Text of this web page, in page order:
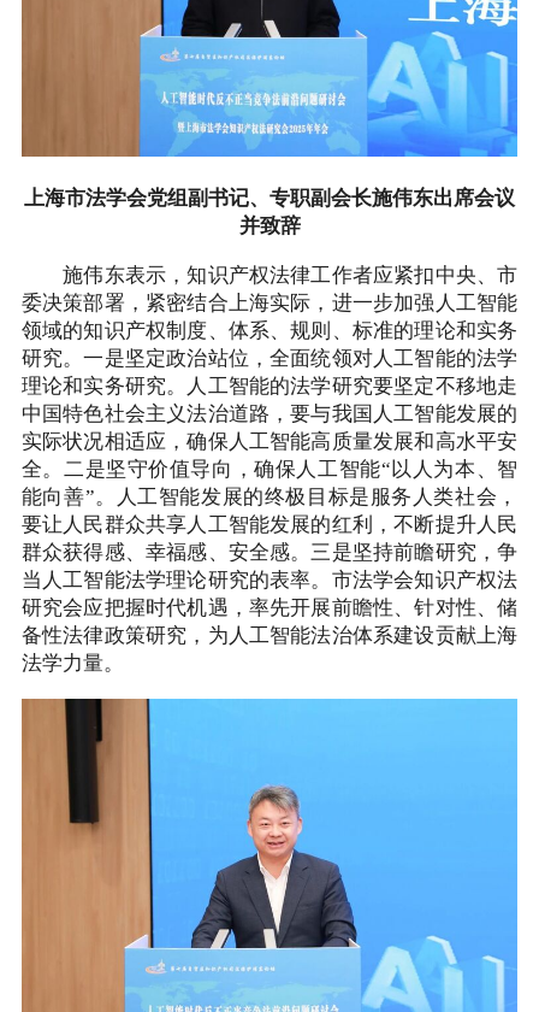
上海市法学会党组副书记、专职副会长施伟东出席会议
并致辞
施伟东表示，知识产权法律工作者应紧扣中央、市
委决策部署，紧密结合上海实际，进一步加强人工智能
领域的知识产权制度、体系、规则、标准的理论和实务
研究。一是坚定政治站位，全面统领对人工智能的法学
理论和实务研究。人工智能的法学研究要坚定不移地走
中国特色社会主义法治道路，要与我国人工智能发展的
实际状况相适应，确保人工智能高质量发展和高水平安
全。二是坚守价值导向，确保人工智能“以人为本、智
能向善”。人工智能发展的终极目标是服务人类社会，
要让人民群众共享人工智能发展的红利，不断提升人民
群众获得感、幸福感、安全感。三是坚持前瞻研究，争
当人工智能法学理论研究的表率。市法学会知识产权法
研究会应把握时代机遇，率先开展前瞻性、针对性、储
备性法律政策研究，为人工智能法治体系建设贡献上海
法学力量。